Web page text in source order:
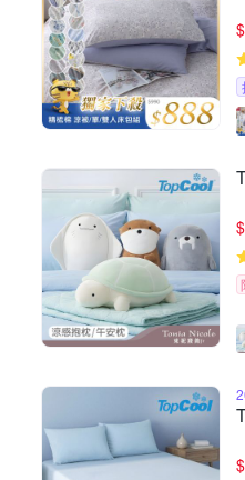
$
$
$